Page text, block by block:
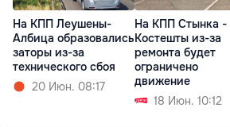
На КПП Леушены-
Албица образовались
заторы из-за
технического сбоя
20 Июн. 08:17
На КПП Стынка -
Костешты из-за
ремонта будет
ограничено
движение
18 Июн. 10:12